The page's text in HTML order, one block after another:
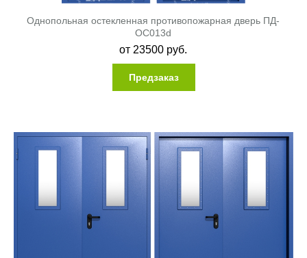
Однопольная остекленная противопожарная дверь ПД-
ОС013d
от 23500 руб.
Предзаказ